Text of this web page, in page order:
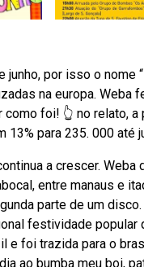
por isso o nome
na europa. Weba
foi! 👆 no relato,
para 235. 000 até
a crescer.
entre manaus e
parte de um
festividade
foi trazida para o
ao bumba meu boi,